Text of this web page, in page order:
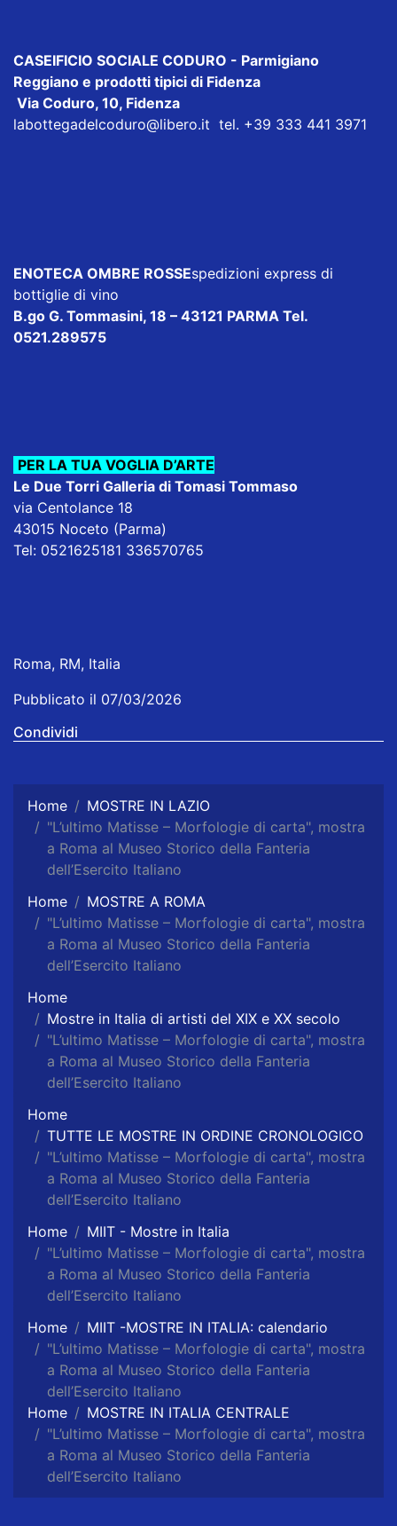
CASEIFICIO SOCIALE CODURO - Parmigiano
Reggiano e prodotti tipici di Fidenza
Via Coduro, 10, Fidenza
labottegadelcoduro@libero.it tel. +39 333 441 3971
ENOTECA OMBRE ROSSEspedizioni express di
bottiglie di vino
B.go G. Tommasini, 18 – 43121 PARMA Tel.
0521.289575
PER LA TUA VOGLIA D’ARTE
Le Due Torri Galleria di Tomasi Tommaso
via Centolance 18
43015 Noceto (Parma)
Tel: 0521625181 336570765
Roma, RM, Italia
Pubblicato il 07/03/2026
Condividi
Home
MOSTRE IN LAZIO
"L’ultimo Matisse – Morfologie di carta", mostra
a Roma al Museo Storico della Fanteria
dell’Esercito Italiano
Home
MOSTRE A ROMA
"L’ultimo Matisse – Morfologie di carta", mostra
a Roma al Museo Storico della Fanteria
dell’Esercito Italiano
Home
Mostre in Italia di artisti del XIX e XX secolo
"L’ultimo Matisse – Morfologie di carta", mostra
a Roma al Museo Storico della Fanteria
dell’Esercito Italiano
Home
TUTTE LE MOSTRE IN ORDINE CRONOLOGICO
"L’ultimo Matisse – Morfologie di carta", mostra
a Roma al Museo Storico della Fanteria
dell’Esercito Italiano
Home
MIIT - Mostre in Italia
"L’ultimo Matisse – Morfologie di carta", mostra
a Roma al Museo Storico della Fanteria
dell’Esercito Italiano
Home
MIIT -MOSTRE IN ITALIA: calendario
"L’ultimo Matisse – Morfologie di carta", mostra
a Roma al Museo Storico della Fanteria
dell’Esercito Italiano
Home
MOSTRE IN ITALIA CENTRALE
"L’ultimo Matisse – Morfologie di carta", mostra
a Roma al Museo Storico della Fanteria
dell’Esercito Italiano